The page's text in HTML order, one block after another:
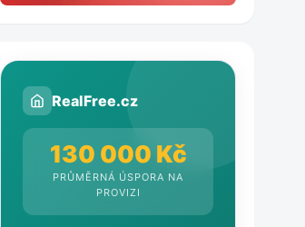
RealFree.cz
130 000 Kč
PRŮMĚRNÁ ÚSPORA NA
PROVIZI